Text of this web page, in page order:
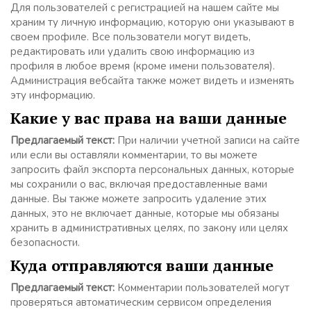
Для пользователей с регистрацией на нашем сайте мы
храним ту личную информацию, которую они указывают в
своем профиле. Все пользователи могут видеть,
редактировать или удалить свою информацию из
профиля в любое время (кроме имени пользователя).
Администрация вебсайта также может видеть и изменять
эту информацию.
Какие у вас права на ваши данные
Предлагаемый текст: При наличии учетной записи на сайте
или если вы оставляли комментарии, то вы можете
запросить файл экспорта персональных данных, которые
мы сохранили о вас, включая предоставленные вами
данные. Вы также можете запросить удаление этих
данных, это не включает данные, которые мы обязаны
хранить в административных целях, по закону или целях
безопасности.
Куда отправляются ваши данные
Предлагаемый текст: Комментарии пользователей могут
проверяться автоматическим сервисом определения